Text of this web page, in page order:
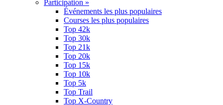
Participation »
Événements les plus populaires
Courses les plus populaires
Top 42k
Top 30k
Top 21k
Top 20k
Top 15k
Top 10k
Top 5k
Top Trail
Top X-Country